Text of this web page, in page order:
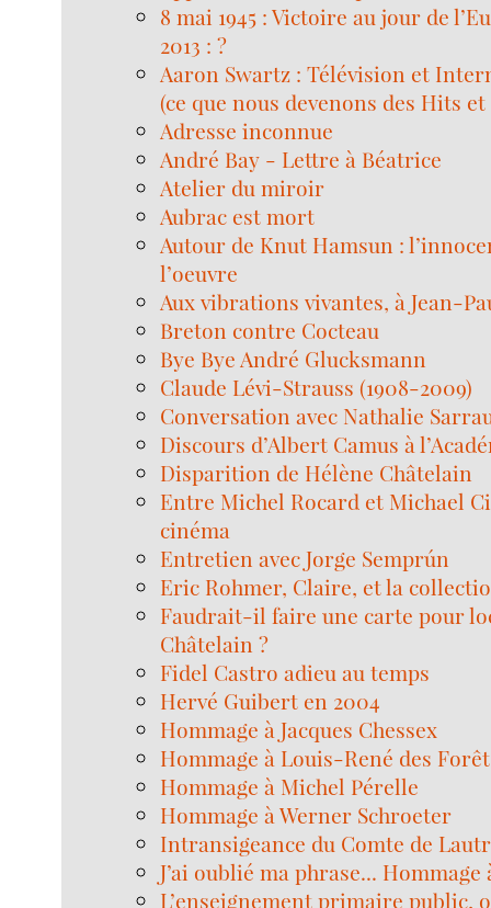
8 mai 1945 : Victoire au jour de
2013 : ?
Aaron Swartz : Télévision et
(ce que nous devenons des Hits et
Adresse inconnue
André Bay - Lettre à Béatrice
Atelier du miroir
Aubrac est mort
Autour de Knut Hamsun :
l’oeuvre
Aux vibrations vivantes, à Jean-
Breton contre Cocteau
Bye Bye André Glucksmann
Claude Lévi-Strauss (1908-2009)
Conversation avec Nathalie
Discours d’Albert Camus à
Disparition de Hélène Châtelain
Entre Michel Rocard et Michael
cinéma
Entretien avec Jorge Semprún
Eric Rohmer, Claire, et la
Faudrait-il faire une carte pour
Châtelain ?
Fidel Castro adieu au temps
Hervé Guibert en 2004
Hommage à Jacques Chessex
Hommage à Louis-René des
Hommage à Michel Pérelle
Hommage à Werner Schroeter
Intransigeance du Comte de
J’ai oublié ma phrase...
L’enseignement primaire public,